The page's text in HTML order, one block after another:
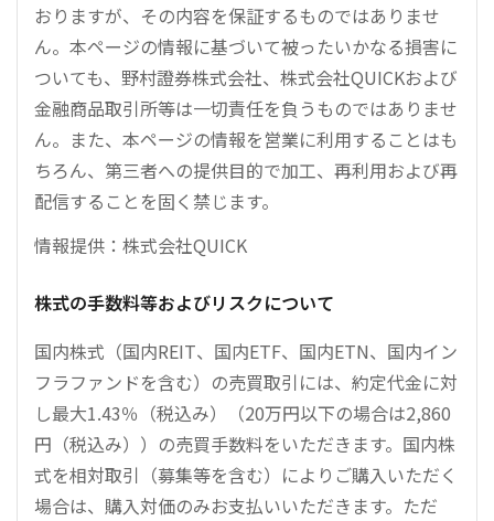
おりますが、その内容を保証するものではありませ
ん。本ページの情報に基づいて被ったいかなる損害に
ついても、野村證券株式会社、株式会社QUICKおよび
金融商品取引所等は一切責任を負うものではありませ
ん。また、本ページの情報を営業に利用することはも
ちろん、第三者への提供目的で加工、再利用および再
配信することを固く禁じます。
情報提供：株式会社QUICK
株式の手数料等およびリスクについて
国内株式（国内REIT、国内ETF、国内ETN、国内イン
フラファンドを含む）の売買取引には、約定代金に対
し最大1.43％（税込み）（20万円以下の場合は2,860
円（税込み））の売買手数料をいただきます。国内株
式を相対取引（募集等を含む）によりご購入いただく
場合は、購入対価のみお支払いいただきます。ただ